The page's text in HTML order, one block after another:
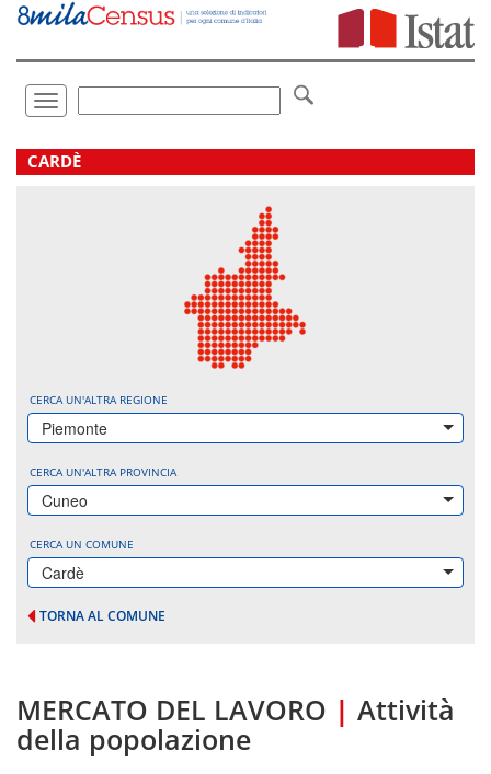
Vai
direttamente
Toggle
navigation
.
CARDÈ
CERCA UN'ALTRA REGIONE
Piemonte
CERCA UN'ALTRA PROVINCIA
Cuneo
CERCA UN COMUNE
Cardè
TORNA AL COMUNE
MERCATO DEL LAVORO | Attività
della popolazione